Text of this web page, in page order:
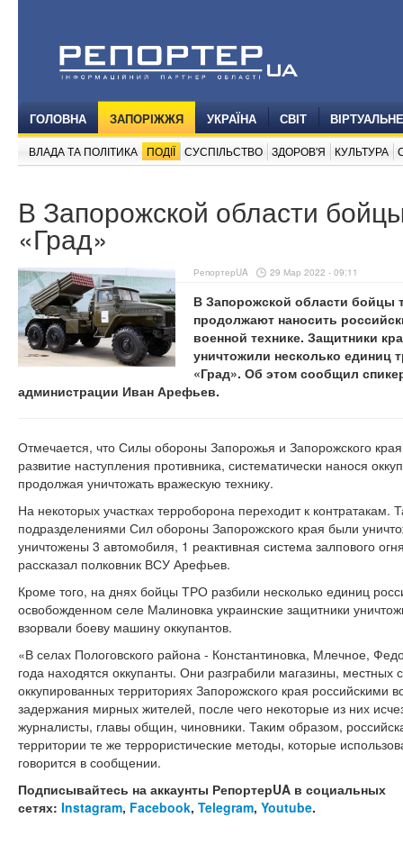
ГОЛОВНА ЗАПОРІЖЖЯ УКРАЇНА СВІТ
ВЛАДА ТА ПОЛІТИКА ПОДІЇ СУСПІЛЬСТВО ЗДОРОВ'Я КУЛЬТУРА
В Запорожской области
«Град»
РепортерUA 29 Мар 2022 - 09:11
В Запорожской области бойцы
продолжают наносить
военной технике. Защитники
уничтожили несколько единиц
«Град». Об этом сообщил
администрации Иван Арефьев.
Отмечается, что Силы обороны Запорожья и Запорожского
развитие наступления противника, систематически нанося
продолжая уничтожать вражескую технику.
На некоторых участках терроборона переходит к контратакам.
подразделениями Сил обороны Запорожского края были
уничтожены 3 автомобиля, 1 реактивная система залпового
рассказал полковник ВСУ Арефьев.
Кроме того, на днях бойцы ТРО разбили несколько единиц
освобожденном селе Малиновка украинские защитники
взорвали боеву машину оккупантов.
«В селах Пологовского района - Константиновка, Млечное,
года находятся оккупанты. Они разграбили магазины,
оккупированных территориях Запорожского края
задержания мирных жителей, после чего некоторые из них
журналисты, главы общин, чиновники. Таким образом,
территории те же террористические методы, которые
говорится в сообщении.
Подписывайтесь на аккаунты РепортерUA в социальных
сетях: Instagram, Facebook, Telegram, Youtube.